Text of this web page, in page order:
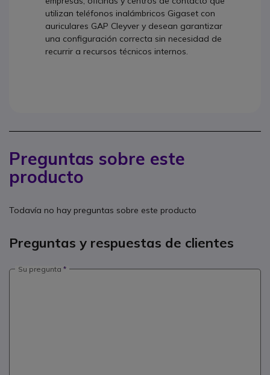
utilizan teléfonos inalámbricos Gigaset con
auriculares GAP Cleyver y desean garantizar
una configuración correcta sin necesidad de
recurrir a recursos técnicos internos.
Preguntas sobre este
producto
Todavía no hay preguntas sobre este producto
Preguntas y respuestas de clientes
Su pregunta